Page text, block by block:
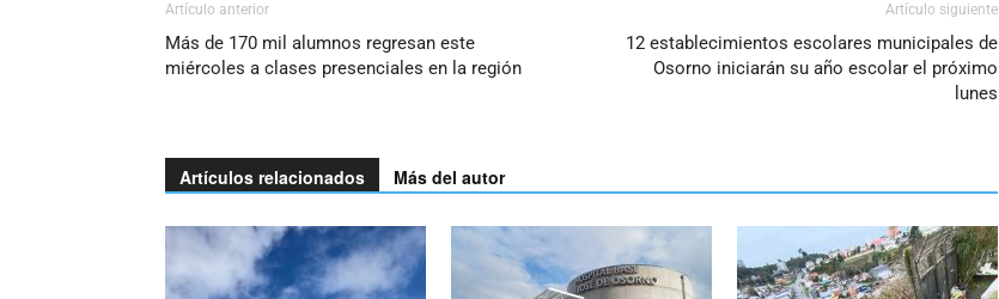
Artículo anterior
Más de 170 mil alumnos regresan este
miércoles a clases presenciales en la región
Artículo siguiente
12 establecimientos escolares municipales de
Osorno iniciarán su año escolar el próximo
lunes
Artículos relacionados Más del autor